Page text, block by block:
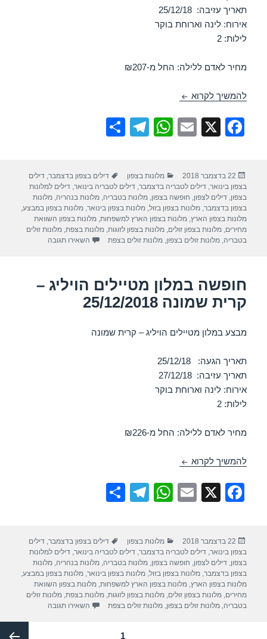
תאריך עזיבה: 25/12/18
אירוח: לינה וארוחת בוקר
לילות: 2
מחיר לאדם ללילה: החל מ-₪207
להמשיך לקרוא חופשה במלון מטיילים גשר הזיו – נהריה 23/12/2018
F
e
b
o
o
X
E
W
s
A
p
p
T
gr
a
m
e
פורסם
בתאריך
22 בדצמבר 2018 קטגוריות
מלונות בצפון תגיות
דילים בצפון בדצמבר ,דילים
בצפון בינואר ,דילים לטבריה בדצמבר ,דילים לטבריה בינואר ,דילים למלונות
בצפון ,דילים לצפון חופשה בצפון ,מלונות בטבריה ,מלונות בנהריה ,מלונות
בצפון בדצמבר ,מלונות בצפון בזול ,מלונות בצפון בינואר ,מלונות בצפון במבצע
מלונות בצפון הארץ ,מלונות בצפון הארץ למשפחות ,מלונות בצפון השוואת
מחירים ,מלונות בצפון זולים ,מלונות בצפון לזוגות ,מלונות בצפת ,מלונות זולים
בטבריה ,מלונות זולים בצפון ,מלונות זולים בצפת השאירו תגובה
חופשה במלון מטיילים הויליג –
קרית שמונה 25/12/2018
מבצע במלון מטיילים הויליג – קרית שמונה
תאריך הגעה: 25/12/18
תאריך עזיבה: 27/12/18
אירוח: לינה וארוחת בוקר
לילות: 2
מחיר לאדם ללילה: החל מ-₪226
להמשיך לקרוא חופשה במלון מטיילים הויליג – קרית שמונה 25/12/2018
F
e
b
o
o
X
E
W
s
A
p
p
T
gr
a
m
e
פורסם
בתאריך
22 בדצמבר 2018 קטגוריות
מלונות בצפון תגיות
דילים בצפון בדצמבר,דילים
בצפון בינואר,דילים לטבריה בדצמבר,דילים לטבריה בינואר,דילים למלונות
בצפון,דילים לצפון, חופשה בצפון,מלונות בטבריה,מלונות בנהריה,מלונות
בצפון בדצמבר,מלונות בצפון בזול,מלונות בצפון בינואר,מלונות בצפון במבצע,
מלונות בצפון הארץ,מלונות בצפון הארץ למשפחות,מלונות בצפון השוואת
מחירים,מלונות בצפון זולים,מלונות בצפון לזוגות,מלונות בצפת,מלונות זולים
בטבריה,מלונות זולים בצפון,מלונות זולים בצפת השאירו תגובה
עמוד1